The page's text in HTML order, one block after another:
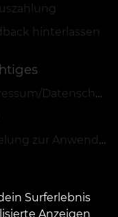
hinterlassen
Impressum/Datenschutz
Regelung zur Anwendung von Aktionen, Rabatten und VEAN COINS
Surferlebnis
Anzeigen